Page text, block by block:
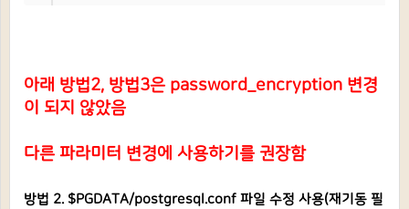
아래 방법2, 방법3은 password_encryption 변경
이 되지 않았음
다른 파라미터 변경에 사용하기를 권장함
방법 2. $PGDATA/postgresql.conf 파일 수정 사용(재기동 필